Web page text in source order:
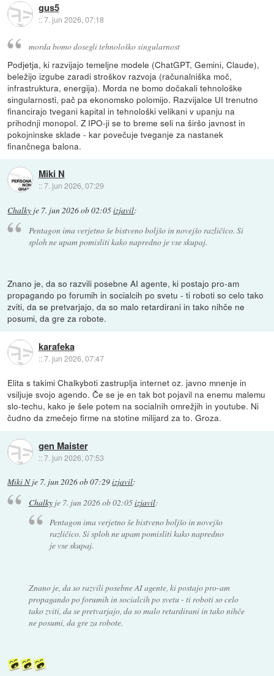
gus5
::7. jun 2026, 07:18
morda bomo dosegli tehnološko singularnost
Podjetja, ki razvijajo temeljne modele (ChatGPT, Gemini, Claude),
beležijo izgube zaradi stroškov razvoja (računalniška moč,
infrastruktura, energija). Morda ne bomo dočakali tehnološke
singularnosti, pač pa ekonomsko polomijo. Razvijalce UI trenutno
financirajo tvegani kapital in tehnološki velikani v upanju na
prihodnji monopol. Z IPO-ji se to breme seli na širšo javnost in
pokojninske sklade - kar povečuje tveganje za nastanek
finančnega balona.
Miki N
::7. jun 2026, 07:29
Chalky je 7. jun 2026 ob 02:05izjavil:
Pentagon ima verjetno še bistveno boljšo in novejšo različico. Si
sploh ne upam pomisliti kako napredno je vse skupaj.
Znano je, da so razvili posebne AI agente, ki postajo pro-am
propagando po forumih in socialcih po svetu - ti roboti so celo tako
zviti, da se pretvarjajo, da so malo retardirani in tako nihče ne
posumi, da gre za robote.
karafeka
::7. jun 2026, 07:47
Elita s takimi Chalkyboti zastruplja internet oz. javno mnenje in
vsiljuje svojo agendo. Če se je en tak bot pojavil na enemu malemu
slo-techu, kako je šele potem na socialnih omrežjih in youtube. Ni
čudno da zmečejo firme na stotine milijard za to. Groza.
gen Maister
::7. jun 2026, 07:53
Miki Nje 7. jun 2026 ob 07:29izjavil:
Chalkyje 7. jun 2026 ob 02:05izjavil:
Pentagon ima verjetno še bistveno boljšo in novejšo
različico. Si sploh ne upam pomisliti kako napredno
je vse skupaj.
Znano je, da so razvili posebne AI agente, ki postajo pro-am
propagando po forumih in socialcih po svetu - ti roboti so celo
tako zviti, da se pretvarjajo, da so malo retardirani in tako nihče
ne posumi, da gre za robote.